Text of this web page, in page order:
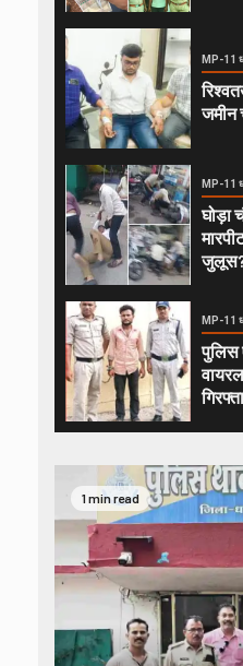
MP-11
जमीन
MP-11
घोड़ा
MP-11
पुलिस
1 min read